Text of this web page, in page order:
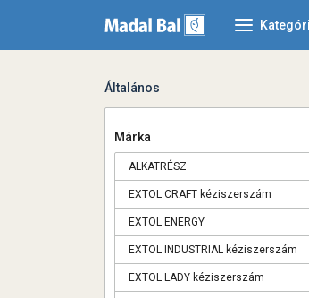
Általános
Márka
ALKATRÉSZ
EXTOL CRAFT kéziszerszám
EXTOL ENERGY
EXTOL INDUSTRIAL kéziszerszám
EXTOL LADY kéziszerszám